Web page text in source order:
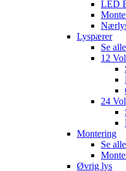
LED
Lyspærer
Se alle
12
24
Montering
Se alle
Øvrig lys